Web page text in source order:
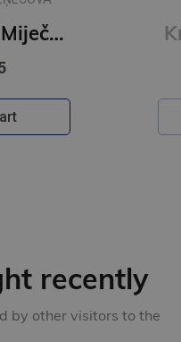
Pajautājiet Miječkai
recently
by other visitors to the